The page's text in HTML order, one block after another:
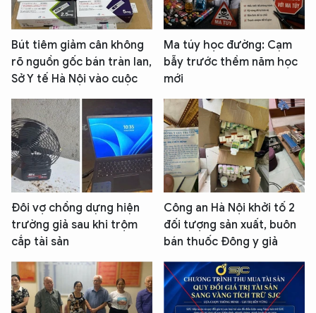
Bút tiêm giảm cân không
rõ nguồn gốc bán tràn lan,
Sở Y tế Hà Nội vào cuộc
Ma túy học đường: Cạm
bẫy trước thềm năm học
mới
Đôi vợ chồng dựng hiện
trường giả sau khi trộm
cắp tài sản
Công an Hà Nội khởi tố 2
đối tượng sản xuất, buôn
bán thuốc Đông y giả